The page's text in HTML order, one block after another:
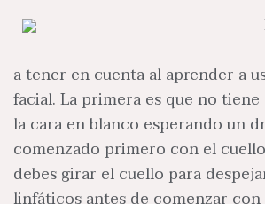
a tener en cuenta al aprender a
facial. La primera es que no
la cara en blanco esperando un
comenzado primero con el
debes girar el cuello para
linfáticos antes de comenzar